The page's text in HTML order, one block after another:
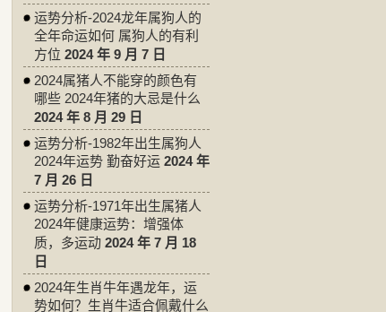
运势分析-2024龙年属狗人的
全年命运如何 属狗人的有利
方位 2024 年 9 月 7 日
2024属猪人不能穿的颜色有
哪些 2024年猪的大忌是什么
2024 年 8 月 29 日
运势分析-1982年出生属狗人
2024年运势 勤奋好运 2024 年
7 月 26 日
运势分析-1971年出生属猪人
2024年健康运势：增强体
质，多运动 2024 年 7 月 18
日
2024年生肖牛年遇龙年，运
势如何？生肖牛适合佩戴什么